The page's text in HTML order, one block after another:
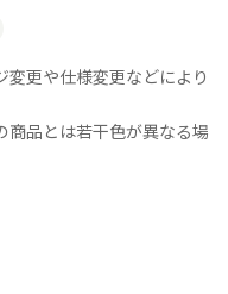
更や仕様変更などにより
商品とは若干色が異なる場